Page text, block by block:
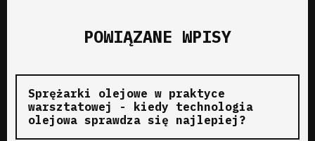
POWIĄZANE WPISY
Sprężarki olejowe w praktyce
warsztatowej - kiedy technologia
olejowa sprawdza się najlepiej?